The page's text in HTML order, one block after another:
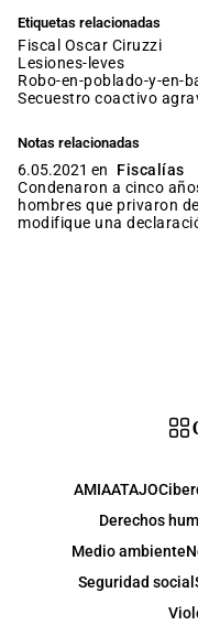
Etiquetas relacionadas
fiscal Oscar Ciruzzi
lesiones-leves
robo-en-poblado-y-en-
secuestro coactivo
Notas relacionadas
6.05.2021 en
Fiscalías
Condenaron a cinco
hombres que privaron
modifique una
AMIAATAJO
Derechos
Medio ambiente
Seguridad social